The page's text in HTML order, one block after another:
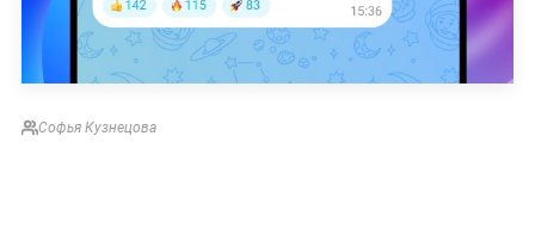
Софья Кузнецова